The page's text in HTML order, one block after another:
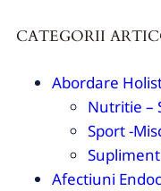
CATEGORII
Abordare
Nutritie –
Sport -
Afectiuni